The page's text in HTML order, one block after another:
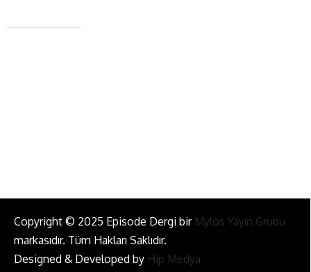
+90 543 345 46 00
Copyright © 2025 Episode Dergi bir Mylos Yayın Grubu
markasıdır. Tüm Hakları Saklıdır.
Designed & Developed by Hip Medya